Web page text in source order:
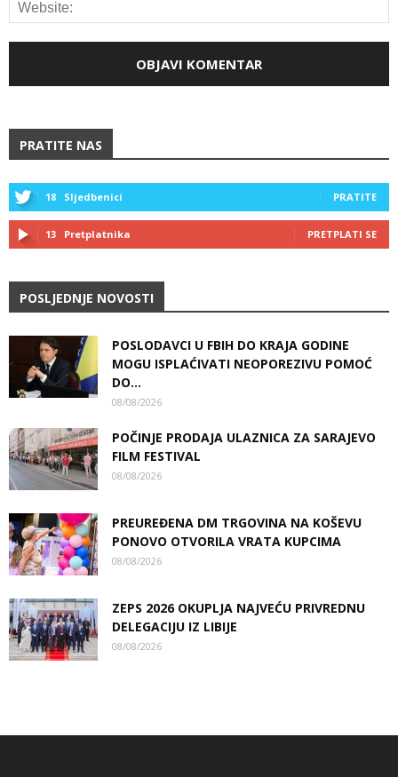
PRATITE NAS
18 Sljedbenici PRATITE
13 Pretplatnika PRETPLATI SE
POSLJEDNJE NOVOSTI
POSLODAVCI U FBIH DO KRAJA GODINE
MOGU ISPLAĆIVATI NEOPOREZIVU POMOĆ
DO...
08/08/2026
POČINJE PRODAJA ULAZNICA ZA SARAJEVO
FILM FESTIVAL
08/08/2026
PREUREĐENA DM TRGOVINA NA KOŠEVU
PONOVO OTVORILA VRATA KUPCIMA
08/08/2026
ZEPS 2026 OKUPLJA NAJVEĆU PRIVREDNU
DELEGACIJU IZ LIBIJE
08/08/2026